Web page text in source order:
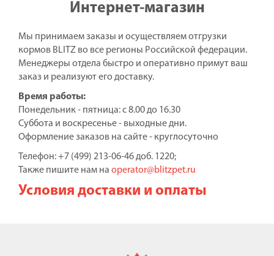
Интернет-магазин
Мы принимаем заказы и осуществляем отгрузки
кормов BLITZ во все регионы Российской федерации.
Менеджеры отдела быстро и оперативно примут ваш
заказ и реализуют его доставку.
Время работы:
Понедельник - пятница: с 8.00 до 16.30
Суббота и воскресенье - выходные дни.
Оформление заказов на сайте - круглосуточно
Телефон: +7 (499) 213-06-46 доб. 1220;
Также пишите нам на operator@blitzpet.ru
Условия доставки и оплаты